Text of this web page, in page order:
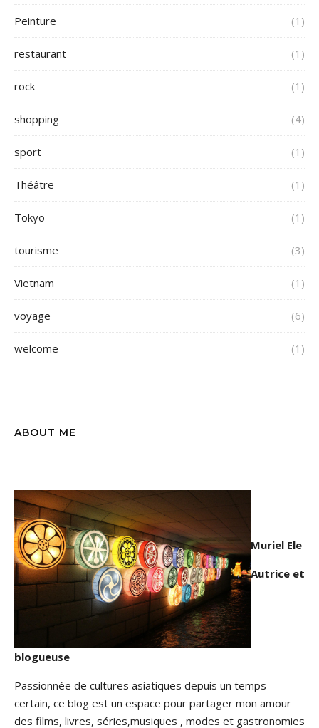
Peinture (1)
restaurant (1)
rock (1)
shopping (4)
sport (1)
Théâtre (1)
Tokyo (1)
tourisme (3)
Vietnam (1)
voyage (6)
welcome (1)
ABOUT ME
Muriel Ele
Autrice et
blogueuse
Passionnée de cultures asiatiques depuis un temps
certain, ce blog est un espace pour partager mon amour
des films, livres, séries,musiques , modes et gastronomies